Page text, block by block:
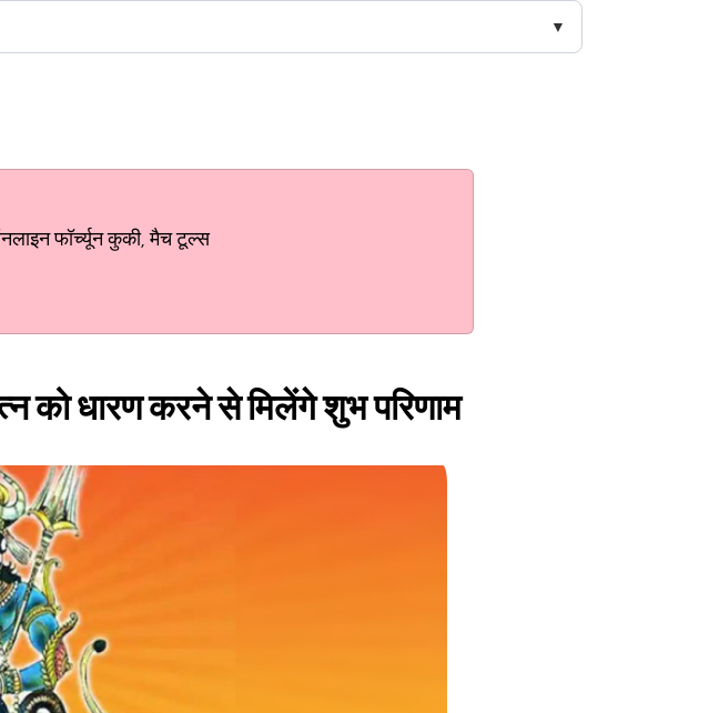
फॉर्च्यून कुकी, मैच टूल्स
को धारण करने से मिलेंगे शुभ परिणाम